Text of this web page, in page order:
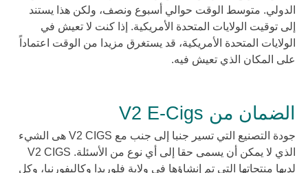
الدولي. متوسط الوقت حوالي أسبوع ونصف، ولكن هذا يستند
إلى توقيت الولايات المتحدة الأمريكية. إذا كنت لا تعيش في
الولايات المتحدة الأمريكية، قد يستغرق مزيدا من الوقت اعتماداً
على المكان الذي تعيش فيه.
الضمان من V2 E-Cigs
جودة التصنيع التي تسير جنبا إلى جنب مع V2 CIGS هى الشيء
الذي لا يمكن أن يسمى حقا إلى أي نوع من الأسئلة. V2 CIGS
لديها منتجاتها التي تم إنشاؤها في ولاية فلوريدا وكاليفورنيا، وكل